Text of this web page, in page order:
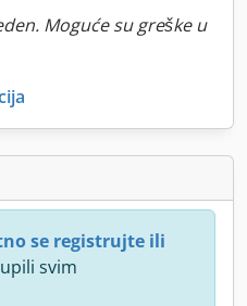
Moguće su greške u
se registrujte ili
svim